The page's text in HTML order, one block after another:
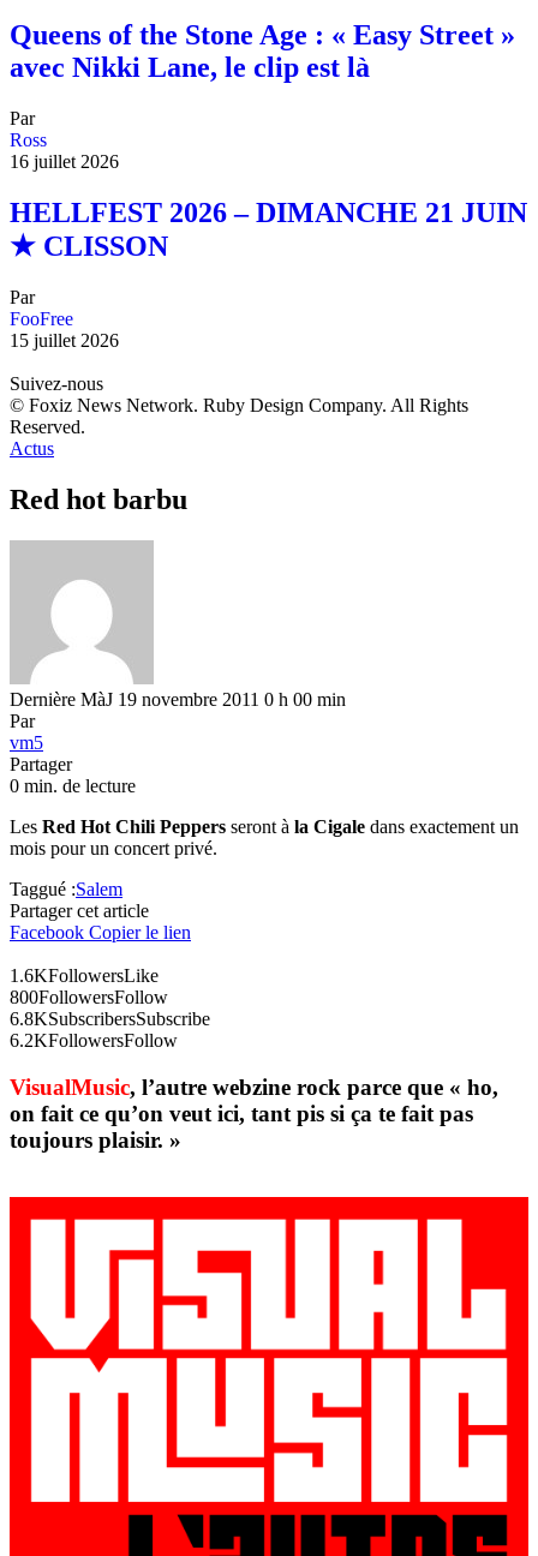
Queens of the Stone Age : « Easy Street »
avec Nikki Lane, le clip est là
Par
Ross
16 juillet 2026
HELLFEST 2026 – DIMANCHE 21 JUIN
★ CLISSON
Par
FooFree
15 juillet 2026
Suivez-nous
© Foxiz News Network. Ruby Design Company. All Rights
Reserved.
Actus
Red hot barbu
Dernière MàJ 19 novembre 2011 0 h 00 min
Par
vm5
Partager
0 min. de lecture
Les Red Hot Chili Peppers seront à la Cigale dans exactement un
mois pour un concert privé.
Taggué :Salem
Partager cet article
Facebook Copier le lien
1.6KFollowersLike
800FollowersFollow
6.8KSubscribersSubscribe
6.2KFollowersFollow
VisualMusic, l’autre webzine rock parce que « ho,
on fait ce qu’on veut ici, tant pis si ça te fait pas
toujours plaisir. »